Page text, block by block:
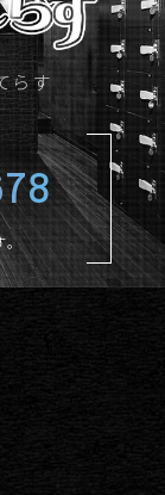
らす
。